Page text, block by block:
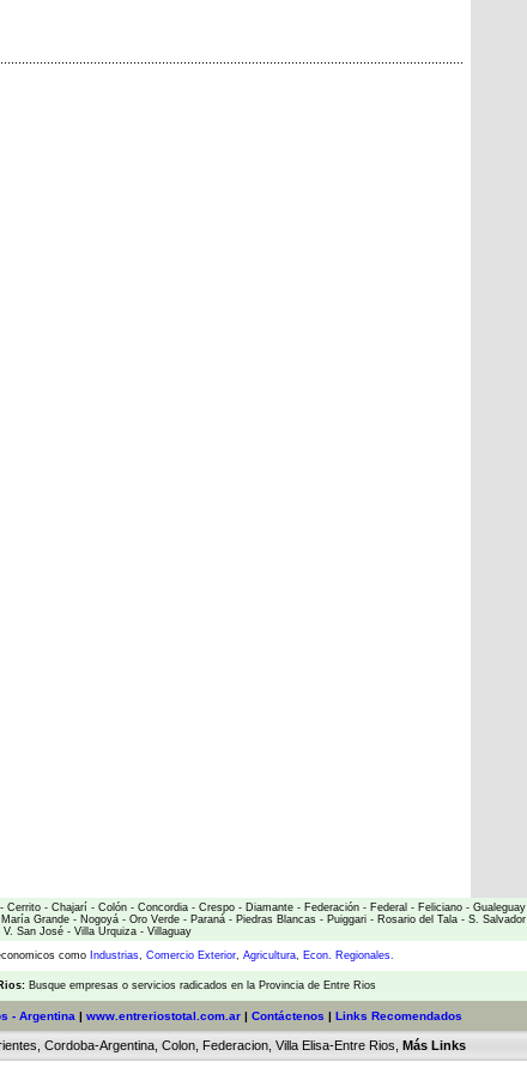
- Cerrito - Chajarí - Colón - Concordia - Crespo - Diamante - Federación - Federal - Feliciano - Gualeguay
María Grande - Nogoyá - Oro Verde - Paraná - Piedras Blancas - Puiggari - Rosario del Tala - S. Salvador
V. San José - Villa Urquiza - Villaguay
como Industrias, Comercio Exterior, Agricultura, Econ. Regionales.
Busque empresas o servicios radicados en la Provincia de Entre Rios
- Argentina | www.entreriostotal.com.ar| Contáctenos | Links Recomendados
Cordoba-Argentina Colon Federacion Villa Elisa-Entre Rios Más Links